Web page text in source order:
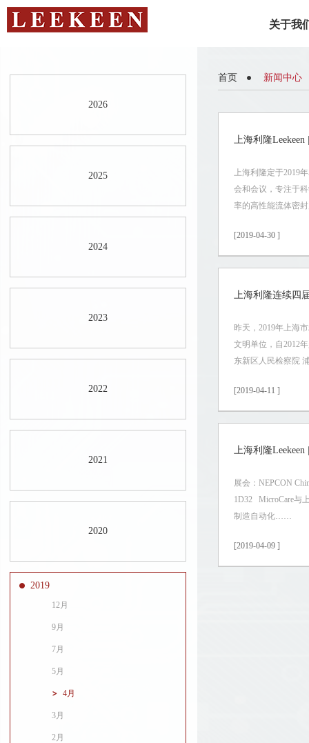
关于我
2026
2025
2024
2023
2022
2021
2020
2019
12月
9月
7月
5月
4月
3月
2月
首页 新闻中心
上海利隆Leekeen
上海利隆定于2019
会和会议，专注于
率的高性能流体密
[2019-04-30 ]
上海利隆连续四
昨天，2019年上海
文明单位，自2012
东新区人民检察院
[2019-04-11 ]
上海利隆Leekeen
展会：NEPCON
1D32 MicroCare与
制造自动化……
[2019-04-09 ]